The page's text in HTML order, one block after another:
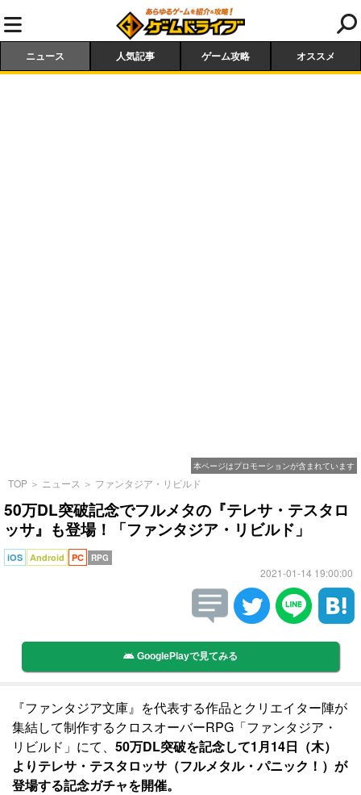
ニュース 人気記事 ゲーム攻略 オススメ
本ページはプロモーションが含まれています
TOP ＞ ニュース ＞ ファンタジア・リビルド
50万DL突破記念でフルメタの『テレサ・テスタロ
ッサ』も登場！「ファンタジア・リビルド」
iOS Android PC RPG
2021-01-14 19:00:00
GooglePlayで見てみる
『ファンタジア文庫』を代表する作品とクリエイター陣が
集結して制作するクロスオーバーRPG「ファンタジア・
リビルド」にて、 50万DL突破を記念して1月14日（木）
よりテレサ・テスタロッサ（フルメタル・パニック！）が
登場する記念ガチャを開催。